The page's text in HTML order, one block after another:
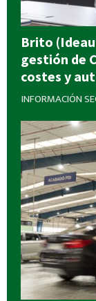
Brito
gestión de
costes y
INFORMACIÓN